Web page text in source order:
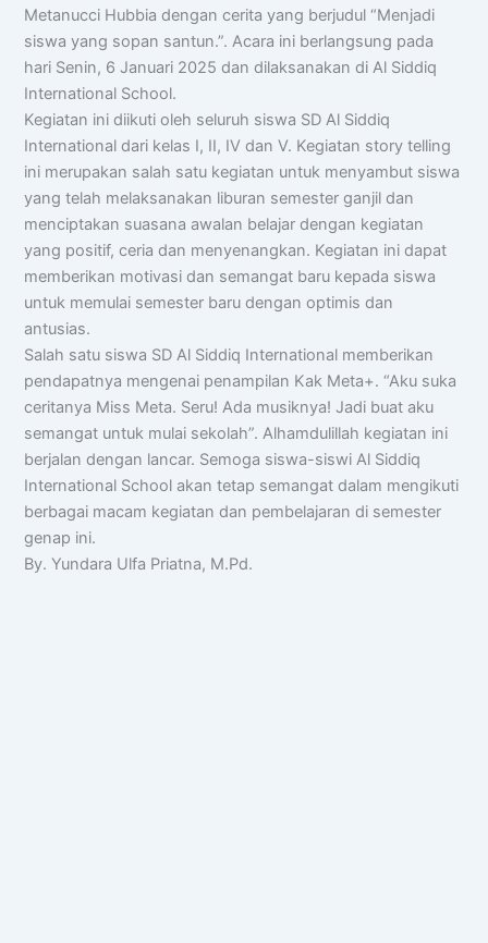
Metanucci Hubbia dengan cerita yang berjudul “Menjadi
siswa yang sopan santun.”. Acara ini berlangsung pada
hari Senin, 6 Januari 2025 dan dilaksanakan di Al Siddiq
International School.
Kegiatan ini diikuti oleh seluruh siswa SD Al Siddiq
International dari kelas I, II, IV dan V. Kegiatan story telling
ini merupakan salah satu kegiatan untuk menyambut siswa
yang telah melaksanakan liburan semester ganjil dan
menciptakan suasana awalan belajar dengan kegiatan
yang positif, ceria dan menyenangkan. Kegiatan ini dapat
memberikan motivasi dan semangat baru kepada siswa
untuk memulai semester baru dengan optimis dan
antusias.
Salah satu siswa SD Al Siddiq International memberikan
pendapatnya mengenai penampilan Kak Meta+. “Aku suka
ceritanya Miss Meta. Seru! Ada musiknya! Jadi buat aku
semangat untuk mulai sekolah”. Alhamdulillah kegiatan ini
berjalan dengan lancar. Semoga siswa-siswi Al Siddiq
International School akan tetap semangat dalam mengikuti
berbagai macam kegiatan dan pembelajaran di semester
genap ini.
By. Yundara Ulfa Priatna, M.Pd.